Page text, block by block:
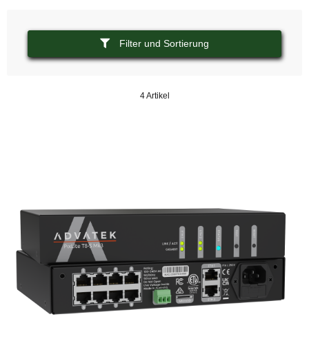
Filter und Sortierung
4 Artikel